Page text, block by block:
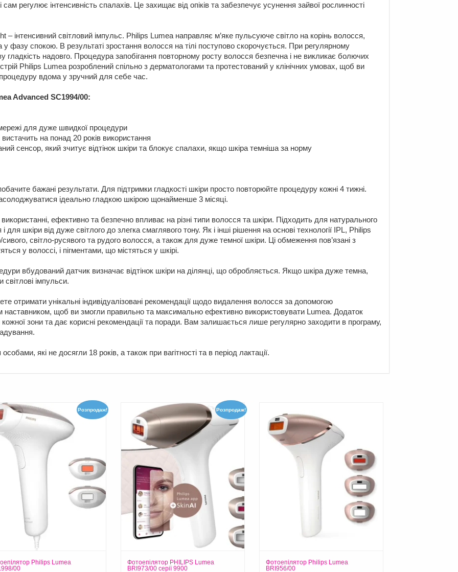
сам регулює інтенсивність спалахів. Це захищає від опіків та забезпечує усунення зайвої рослинності
інтенсивний світловий імпульс. Philips Lumea направляє м’яке пульсуюче світло на корінь волосся,
фазу спокою. В результаті зростання волосся на тілі поступово скорочується. При регулярному
гладкість надовго. Процедура запобігання повторному росту волосся безпечна і не викликає болючих
Philips Lumea розроблений спільно з дерматологами та протестований у клінічних умовах, щоб ви
вдома у зручний для себе час.
Advanced SC1994/00:
для дуже швидкої процедури
на понад 20 років використання
сенсор, який зчитує відтінок шкіри та блокує спалахи, якщо шкіра темніша за норму
бажані результати. Для підтримки гладкості шкіри просто повторюйте процедуру кожні 4 тижні.
ідеально гладкою шкірою щонайменше 3 місяці.
ефективно та безпечно впливає на різні типи волосся та шкіри. Підходить для натурального
для шкіри від дуже світлого до злегка смаглявого тону. Як і інші рішення на основі технології IPL, Philips
світло-русявого та рудого волосся, а також для дуже темної шкіри. Ці обмеження пов’язані з
у волоссі, і пігментами, що містяться у шкірі.
вбудований датчик визначає відтінок шкіри на ділянці, що обробляється. Якщо шкіра дуже темна,
імпульси.
отримати унікальні індивідуалізовані рекомендації щодо видалення волосся за допомогою
щоб ви змогли правильно та максимально ефективно використовувати Lumea. Додаток
зони та дає корисні рекомендації та поради. Вам залишається лише регулярно заходити в програму,
які не досягли 18 років, а також при вагітності та в період лактації.
Розпродаж!
Philips Lumea
00
Розпродаж!
Фотоепілятор PHILIPS Lumea
BRI973/00 серії 9900
Фотоепілятор Philips Lumea
BRI956/00